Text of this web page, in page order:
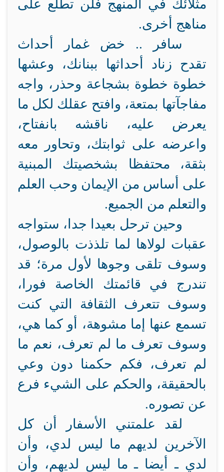
مثلائك في المنهج فلن تطلع على
مناهج أخرى.
سافر .. خض غمار أحداث
تقدح زناد أحداثها ببنانك، وعشها
خطوة خطوة بشجاعة وحذر، واجه
مفاجآتها بمتعة، وافتح عقلك لكل ما
يعرض عليه، ناقشه بانفتاح،
واعرضه على ثوابتك، وتحاور معه
بثقة، محتفظا بشخصيتك المبنية
على أساس من الإيمان وحب العلم
والتعلم من الجميع.
وحين ترحل بعيدا جدا، ستواجه
عقبات لولاها لما تلذذت بالوصول،
وسوف تلقى وجوها لأول مرة؛ قد
تندرج في قائمتك الخاصة فورا،
وسوف تتعرف الثقافة التي كنت
تسمع عنها إما مشوهة، أو كما هي،
وسوف تعرف ما لم تعرف، نعم ما
لم تعرف، فكم حكمنا دون وعي
بالحقيقة، والحكم على الشيء فرع
عن تصوره.
لقد علمتني الأسفار أن كل
الآخرين لديهم ما ليس لدي، وأن
لدي ـ أيضا ـ ما ليس لديهم، وأن